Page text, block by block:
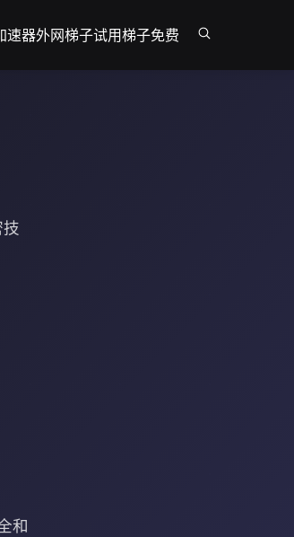
速器外网梯子试用梯子免费
和